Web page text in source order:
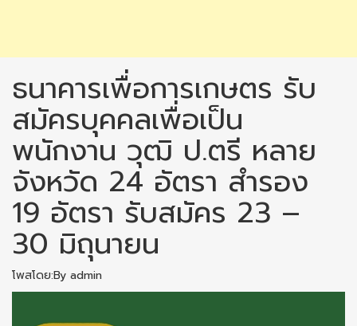
ธนาคารเพื่อการเกษตร รับ
สมัครบุคคลเพื่อเป็น
พนักงาน วุฒิ ป.ตรี หลาย
จังหวัด 24 อัตรา สำรอง
19 อัตรา รับสมัคร 23 –
30 มิถุนายน
โพสโดย:By admin